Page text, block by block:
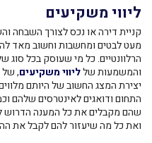
ליווי משקיעים
קניית דירה או נכס לצורך השבחה
מעט לבטים ומחשבות וחשוב מאד
הרלוונטיים. כל מי שעוסק בכל
והמשמעות שלליווי משקיעים,
יצירת המצג החשוב של היותם
התחום ודואגים לאינטרסים שלהם
שהם מקבלים את כל המענה
ואת כל מה שיעזור להם לקבל את